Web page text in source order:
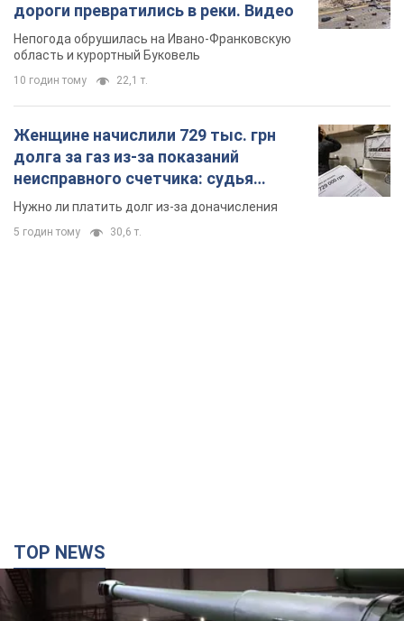
дороги превратились в реки. Видео
Непогода обрушилась на Ивано-Франковскую
область и курортный Буковель
10 годин тому 22,1 т.
Женщине начислили 729 тыс. грн
долга за газ из-за показаний
неисправного счетчика: судья
вынес неожиданное решение
Нужно ли платить долг из-за доначисления
5 годин тому 30,6 т.
TOP NEWS